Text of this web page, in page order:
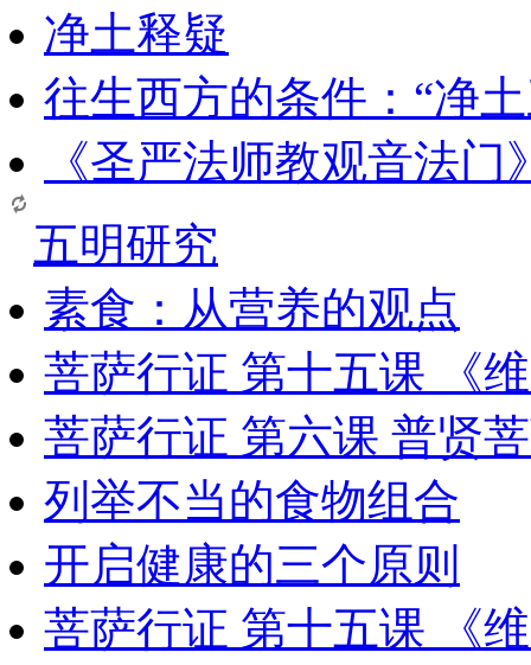
净土释疑
往生西方的条件：“净
《圣严法师教观音法
五明研究
素食：从营养的观点
菩萨行证 第十五课 《
菩萨行证 第六课 普贤
列举不当的食物组合
开启健康的三个原则
菩萨行证 第十五课 《